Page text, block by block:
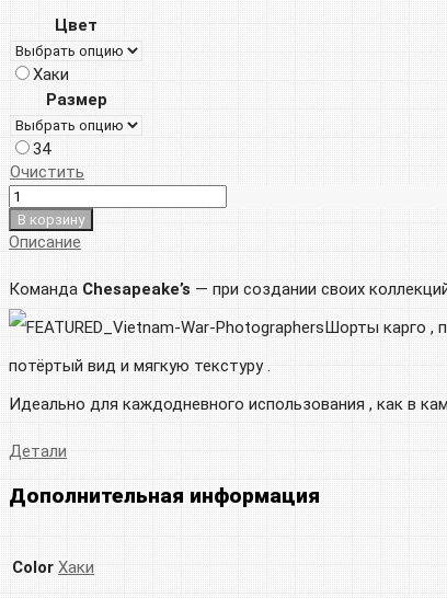
Цвет
Хаки
Размер
34
Очистить
В корзину
Описание
Команда Chesapeake’s — при создании своих
Шорты карго ,
потёртый вид и мягкую текстуру .
Идеально для каждодневного использования , как в
Детали
Дополнительная информация
Color Хаки